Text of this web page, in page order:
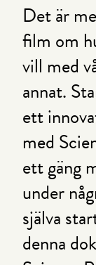
Det är
film om
vill med
annat.
ett
med
ett gäng
under
själva
denna